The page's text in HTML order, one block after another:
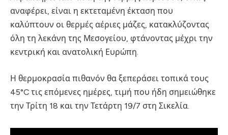
αναφέρει, είναι η εκτεταμένη έκταση που
καλύπτουν οι θερμές αέριες μάζες, κατακλύζοντας
όλη τη λεκάνη της Μεσογείου, φτάνοντας μέχρι την
κεντρική και ανατολική Ευρώπη.
Η θερμοκρασία πιθανόν θα ξεπεράσει τοπικά τους
45°C τις επόμενες ημέρες, τιμή που ήδη σημειώθηκε
την Τρίτη 18 και την Τετάρτη 19/7 στη Σικελία.